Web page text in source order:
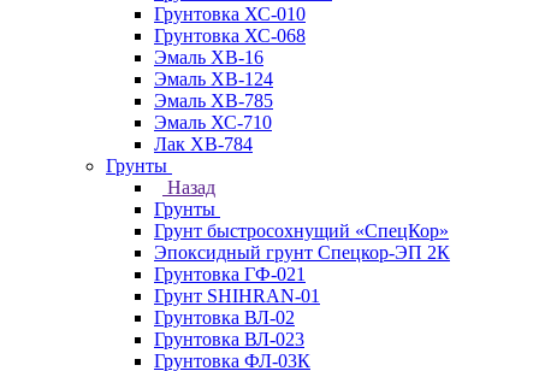
Грунтовка ХС-010
Грунтовка ХС-068
Эмаль ХВ-16
Эмаль ХВ-124
Эмаль ХВ-785
Эмаль ХС-710
Лак ХВ-784
Грунты
Назад
Грунты
Грунт быстросохнущий «СпецКор»
Эпоксидный грунт Спецкор-ЭП 2К
Грунтовка ГФ-021
Грунт SHIHRAN-01
Грунтовка ВЛ-02
Грунтовка ВЛ-023
Грунтовка ФЛ-03К